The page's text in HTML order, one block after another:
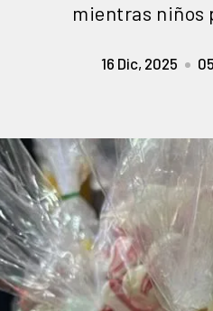
mientras niños
16 Dic, 2025